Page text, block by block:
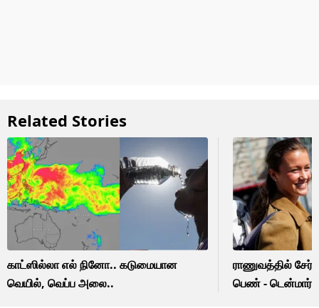
Related Stories
காட்ஸில்லா எல் நினோ.. கடுமையான
வெயில், வெப்ப அலை..
ராணுவத்தில்
பெண் -